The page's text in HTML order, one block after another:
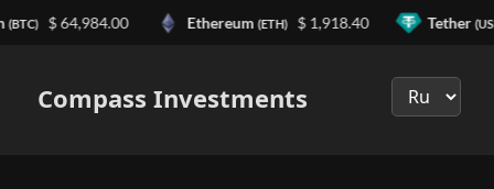
Compass Investments
(BTC) $ 64,984.00 Ethereum (ETH) $ 1,918.40 Tether